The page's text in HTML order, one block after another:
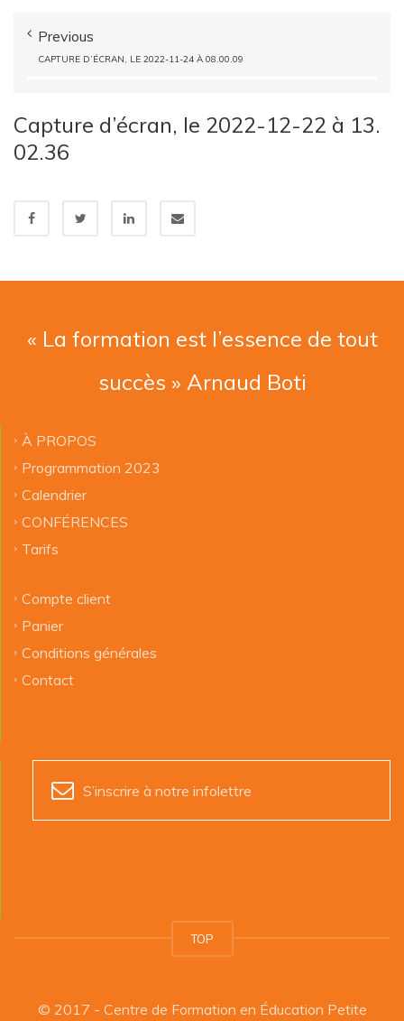
Previous
CAPTURE D’ÉCRAN, LE 2022-11-24 À 08.00.09
Capture d’écran, le 2022-12-22 à 13.
02.36
« La formation est l’essence de tout
succès » Arnaud Boti
À PROPOS
Programmation 2023
Calendrier
CONFÉRENCES
Tarifs
Compte client
Panier
Conditions générales
Contact
S’inscrire à notre infolettre
TOP
© 2017 - Centre de Formation en Éducation Petite